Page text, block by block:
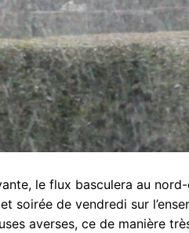
le flux basculera au
soirée de vendredi sur
averses, ce de manière